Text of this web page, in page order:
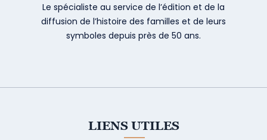
Le spécialiste au service de l’édition et de la
diffusion de l’histoire des familles et de leurs
symboles depuis près de 50 ans.
LIENS UTILES